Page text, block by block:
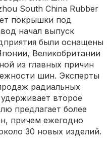
South China Rubber
покрышки под
начал выпуск
были оснащены
Великобритании
из главных причин
шин. Эксперты
радиальных
второе
предлагает более
причем ежегодно
30 новых изделий.